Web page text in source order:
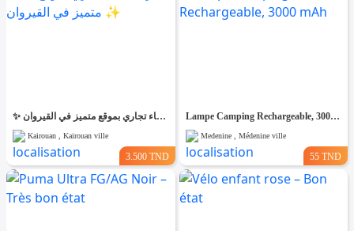
✨ للّكراء فضاء تجاري بموقع متميز في القيروان ✨
Kairouan , Kairouan ville
3.500 TND
Lampe Camping Rechargeable, 3000 mAh
Medenine , Médenine ville
55 TND